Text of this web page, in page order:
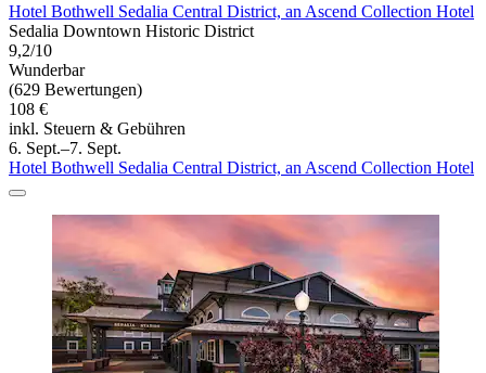
Hotel Bothwell Sedalia Central District, an Ascend Collection Hotel
Sedalia Downtown Historic District
9,2/10
Wunderbar
(629 Bewertungen)
108 €
inkl. Steuern & Gebühren
6. Sept.–7. Sept.
Hotel Bothwell Sedalia Central District, an Ascend Collection Hotel